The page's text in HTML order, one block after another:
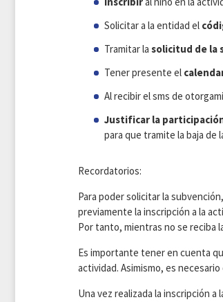
Solicitar a la entidad el
Tramitar la solicitud de la
Tener presente el
Al recibir el sms de
Justificar la
para que tramite la baja de
Recordatorios:
Para poder solicitar la
previamente la inscripción a la
Por tanto, mientras no se reciba
Es importante tener en cuenta
actividad. Asimismo, es
Una vez realizada la inscripción